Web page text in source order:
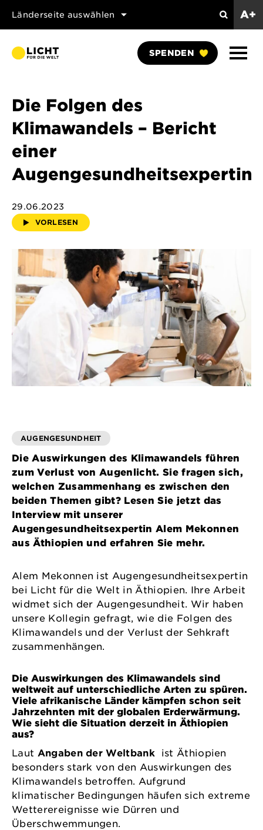
Länderseite auswählen
Search
A+
SPENDEN
Die Folgen des
Klimawandels – Bericht
einer
Augengesundheitsexpertin
29.06.2023
VORLESEN
AUGENGESUNDHEIT
Die Auswirkungen des Klimawandels führen
zum Verlust von Augenlicht. Sie fragen sich,
welchen Zusammenhang es zwischen den
beiden Themen gibt? Lesen Sie jetzt das
Interview mit unserer
Augengesundheitsexpertin Alem Mekonnen
aus Äthiopien und erfahren Sie mehr.
Alem Mekonnen ist Augengesundheitsexpertin
bei Licht für die Welt in Äthiopien. Ihre Arbeit
widmet sich der Augengesundheit. Wir haben
unsere Kollegin gefragt, wie die Folgen des
Klimawandels und der Verlust der Sehkraft
zusammenhängen.
Die Auswirkungen des Klimawandels sind
weltweit auf unterschiedliche Arten zu spüren.
Viele afrikanische Länder kämpfen schon seit
Jahrzehnten mit der globalen Erderwärmung.
Wie sieht die Situation derzeit in Äthiopien
aus?
Laut Angaben der Weltbank ist Äthiopien
besonders stark von den Auswirkungen des
Klimawandels betroffen. Aufgrund
klimatischer Bedingungen häufen sich extreme
Wetterereignisse wie Dürren und
Überschwemmungen.